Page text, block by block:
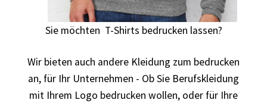
Arbeitskleidung BEDRUCKEN Sindelfingen /
Arbeitskleidung BEDRUCKEN STUTTGART /
Berufsbekleidung
Sie möchten T-Shirts bedrucken lassen?
Wir bieten auch andere Kleidung zum bedrucken
an, für Ihr Unternehmen - Ob Sie Berufskleidung
mit Ihrem Logo bedrucken wollen, oder für Ihre